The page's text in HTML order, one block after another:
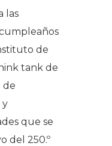
las
de
tank de
de
y
que se
del 250.º